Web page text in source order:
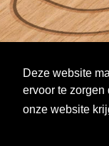
Deze website
ervoor te zorgen
onze website
id* nv-